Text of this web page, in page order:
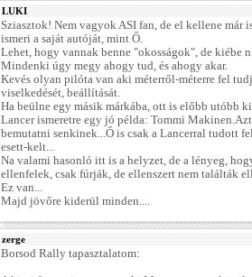
LUKI
Sziasztok! Nem vagyok ASI fan, de el kellene már
ismeri a saját autóját, mint Ő.
Lehet, hogy vannak benne "okosságok", de kiébe
Mindenki úgy megy ahogy tud, és ahogy akar.
Kevés olyan pilóta van aki méterről-méterre fel
viselkedését, beállítását.
Ha beülne egy másik márkába, ott is előbb utóbb
Lancer ismeretre egy jó példa: Tommi
bemutatni senkinek...Ő is csak a Lancerral tudott
esett-kelt...
Na valami hasonló itt is a helyzet, de a lényeg,
ellenfelek, csak fúrják, de ellenszert nem találták
Ez van...
Majd jövőre kiderül minden....
zerge
Borsod Rally tapasztalatom: